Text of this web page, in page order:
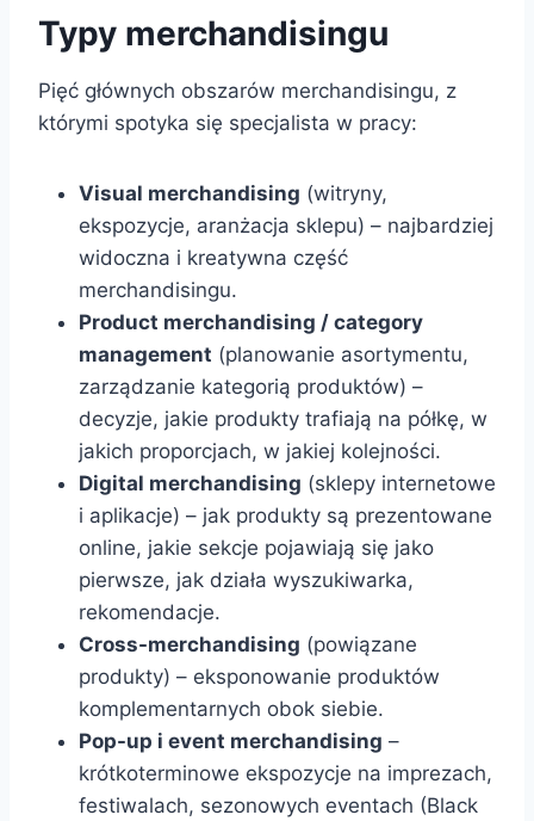
Typy merchandisingu
Pięć głównych obszarów merchandisingu, z
którymi spotyka się specjalista w pracy:
Visual merchandising (witryny,
ekspozycje, aranżacja sklepu) – najbardziej
widoczna i kreatywna część
merchandisingu.
Product merchandising / category
management (planowanie asortymentu,
zarządzanie kategorią produktów) –
decyzje, jakie produkty trafiają na półkę, w
jakich proporcjach, w jakiej kolejności.
Digital merchandising (sklepy internetowe
i aplikacje) – jak produkty są prezentowane
online, jakie sekcje pojawiają się jako
pierwsze, jak działa wyszukiwarka,
rekomendacje.
Cross-merchandising (powiązane
produkty) – eksponowanie produktów
komplementarnych obok siebie.
Pop-up i event merchandising –
krótkoterminowe ekspozycje na imprezach,
festiwalach, sezonowych eventach (Black